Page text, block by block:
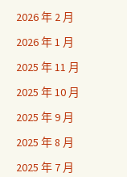
2026 年 2 月
2026 年 1 月
2025 年 11 月
2025 年 10 月
2025 年 9 月
2025 年 8 月
2025 年 7 月